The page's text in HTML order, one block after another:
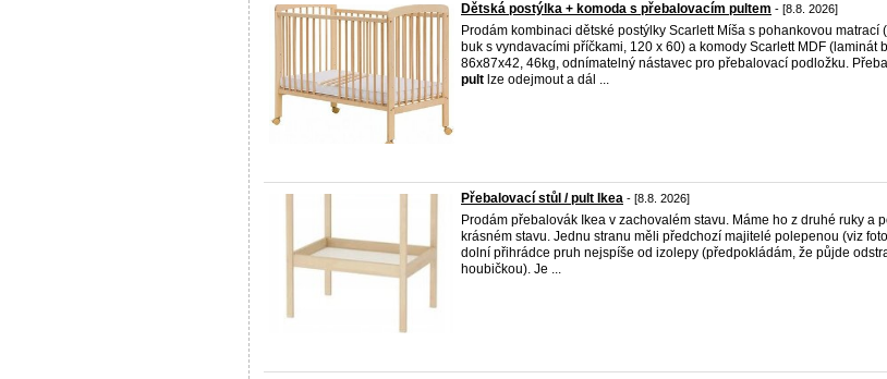
Dětská postýlka + komoda s přebalovacím pultem - [8.8. 2026]
Prodám kombinaci dětské postýlky Scarlett Míša s pohankovou matrací
buk s vyndavacími příčkami, 120 x 60) a komody Scarlett MDF (laminát
86x87x42, 46kg, odnímatelný nástavec pro přebalovací podložku.
pult lze odejmout a dál ...
Přebalovací stůl / pult Ikea - [8.8. 2026]
Prodám přebalovák Ikea v zachovalém stavu. Máme ho z druhé ruky a
krásném stavu. Jednu stranu měli předchozí majitelé polepenou (viz
dolní přihrádce pruh nejspíše od izolepy (předpokládám, že půjde
houbičkou). Je ...